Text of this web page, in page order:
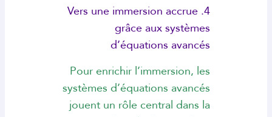
4. Vers une immersion accrue
grâce aux systèmes
d’équations avancés
Pour enrichir l’immersion, les
systèmes d’équations avancés
jouent un rôle central dans la